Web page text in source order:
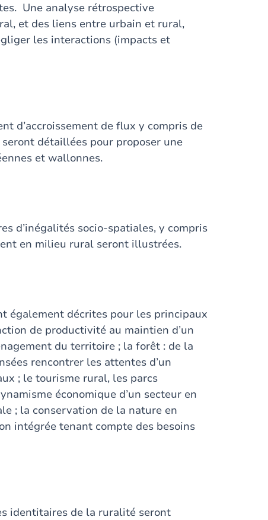
Une analyse rétrospective
et des liens entre urbain et rural,
les interactions (impacts et
d’accroissement de flux y compris de
détaillées pour proposer une
et wallonnes.
d’inégalités socio-spatiales, y compris
en milieu rural seront illustrées.
également décrites pour les principaux
de productivité au maintien d’un
du territoire ; la forêt : de la
rencontrer les attentes d’un
; le tourisme rural, les parcs
économique d’un secteur en
; la conservation de la nature en
intégrée tenant compte des besoins
identitaires de la ruralité seront